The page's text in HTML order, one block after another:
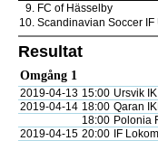
9. FC of Hässelby
10. Scandinavian Soccer IF
Resultat
Omgång 1
2019-04-13 15:00 Ursvik
2019-04-14 18:00 Qaran
18:00 Polonia
2019-04-15 20:00 IF